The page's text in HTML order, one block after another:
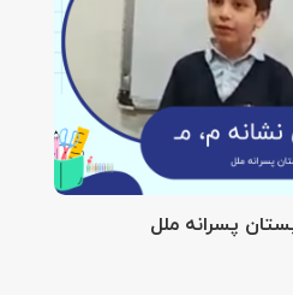
پسرانه ملل